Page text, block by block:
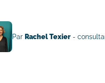
Par Rachel Texier-